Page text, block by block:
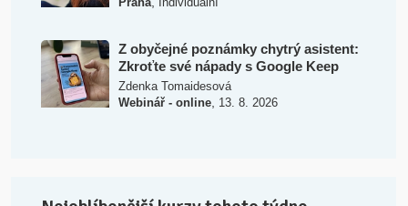
Z obyčejné poznámky chytrý asistent:
Zkroťte své nápady s Google Keep
Zdenka Tomaidesová
Webinář - online, 13. 8. 2026